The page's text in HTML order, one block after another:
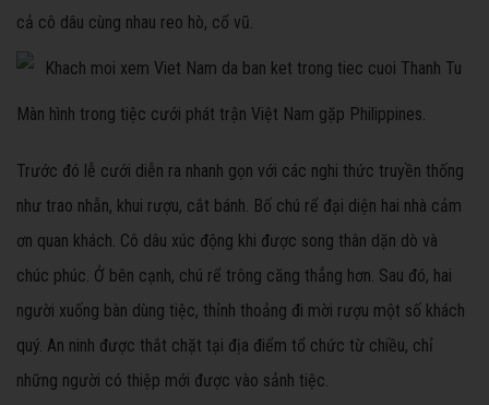
cả cô dâu cùng nhau reo hò, cổ vũ.
Màn hình trong tiệc cưới phát trận Việt Nam gặp Philippines.
Trước đó lễ cưới diễn ra nhanh gọn với các nghi thức truyền thống
như trao nhẫn, khui rượu, cắt bánh. Bố chú rể đại diện hai nhà cảm
ơn quan khách. Cô dâu xúc động khi được song thân dặn dò và
chúc phúc. Ở bên cạnh, chú rể trông căng thẳng hơn. Sau đó, hai
người xuống bàn dùng tiệc, thỉnh thoảng đi mời rượu một số khách
quý. An ninh được thắt chặt tại địa điểm tổ chức từ chiều, chỉ
những người có thiệp mới được vào sảnh tiệc.